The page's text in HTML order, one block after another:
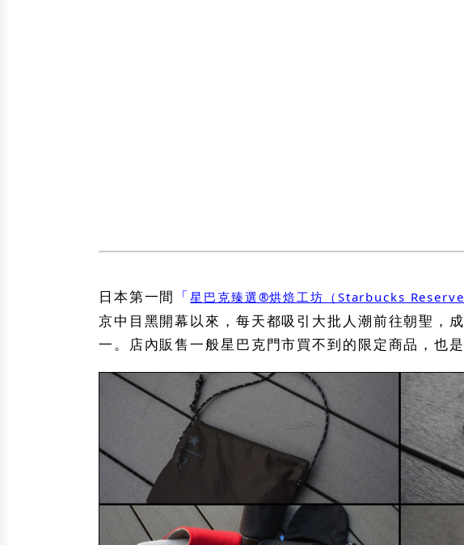
日本第一間 「星巴克臻選®烘焙工坊（Starbucks
京中目黑開幕以來，每天都吸引大批人潮前往朝聖，
一。店內販售一般星巴克門市買不到的限定商品，也